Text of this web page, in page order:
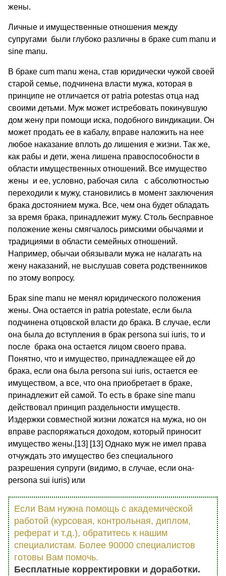
жены.
Личные и имущественные отношения между
супругами были глубоко различны в браке cum manu и
sine manu.
В браке cum manu жена, став юридически чужой своей
старой семье, подчинена власти мужа, которая в
принципе не отличается от patria potestas отца над
своими детьми. Муж может истребовать покинувшую
дом жену при помощи иска, подобного виндикации. Он
может продать ее в кабалу, вправе наложить на нее
любое наказание вплоть до лишения е жизни. Так же,
как рабы и дети, жена лишена правоспособности в
области имущественных отношений. Все имущество
жены и ее, условно, рабочая сила с абсолютностью
переходили к мужу, становились в момент заключения
брака достоянием мужа. Все, чем она будет обладать
за время брака, принадлежит мужу. Столь бесправное
положение жены смягчалось римскими обычаями и
традициями в области семейных отношений.
Например, обычаи обязывали мужа не налагать на
жену наказаний, не выслушав совета родственников
по этому вопросу.
Брак sine manu не менял юридического положения
жены. Она остается in patria potestate, если была
подчинена отцовской власти до брака. В случае, если
она была до вступления в брак persona sui iuris, то и
после брака она остается лицом своего права.
Понятно, что и имущество, принадлежащее ей до
брака, если она была persona sui iuris, остается ее
имуществом, а все, что она приобретает в браке,
принадлежит ей самой. То есть в браке sine manu
действовал принцип раздельности имуществ.
Издержки совместной жизни ложатся на мужа, но он
вправе распоряжаться доходом, который приносит
имущество жены.[13] [13] Однако муж не имел права
отчуждать это имущество без специального
разрешения супруги (видимо, в случае, если она-
persona sui iuris) или
Если Вам нужна помощь с академической
работой (курсовая, контрольная, диплом,
реферат и т.д.), обратитесь к нашим
специалистам. Более 90000 специалистов
готовы Вам помочь.
Бесплатные корректировки и доработки.